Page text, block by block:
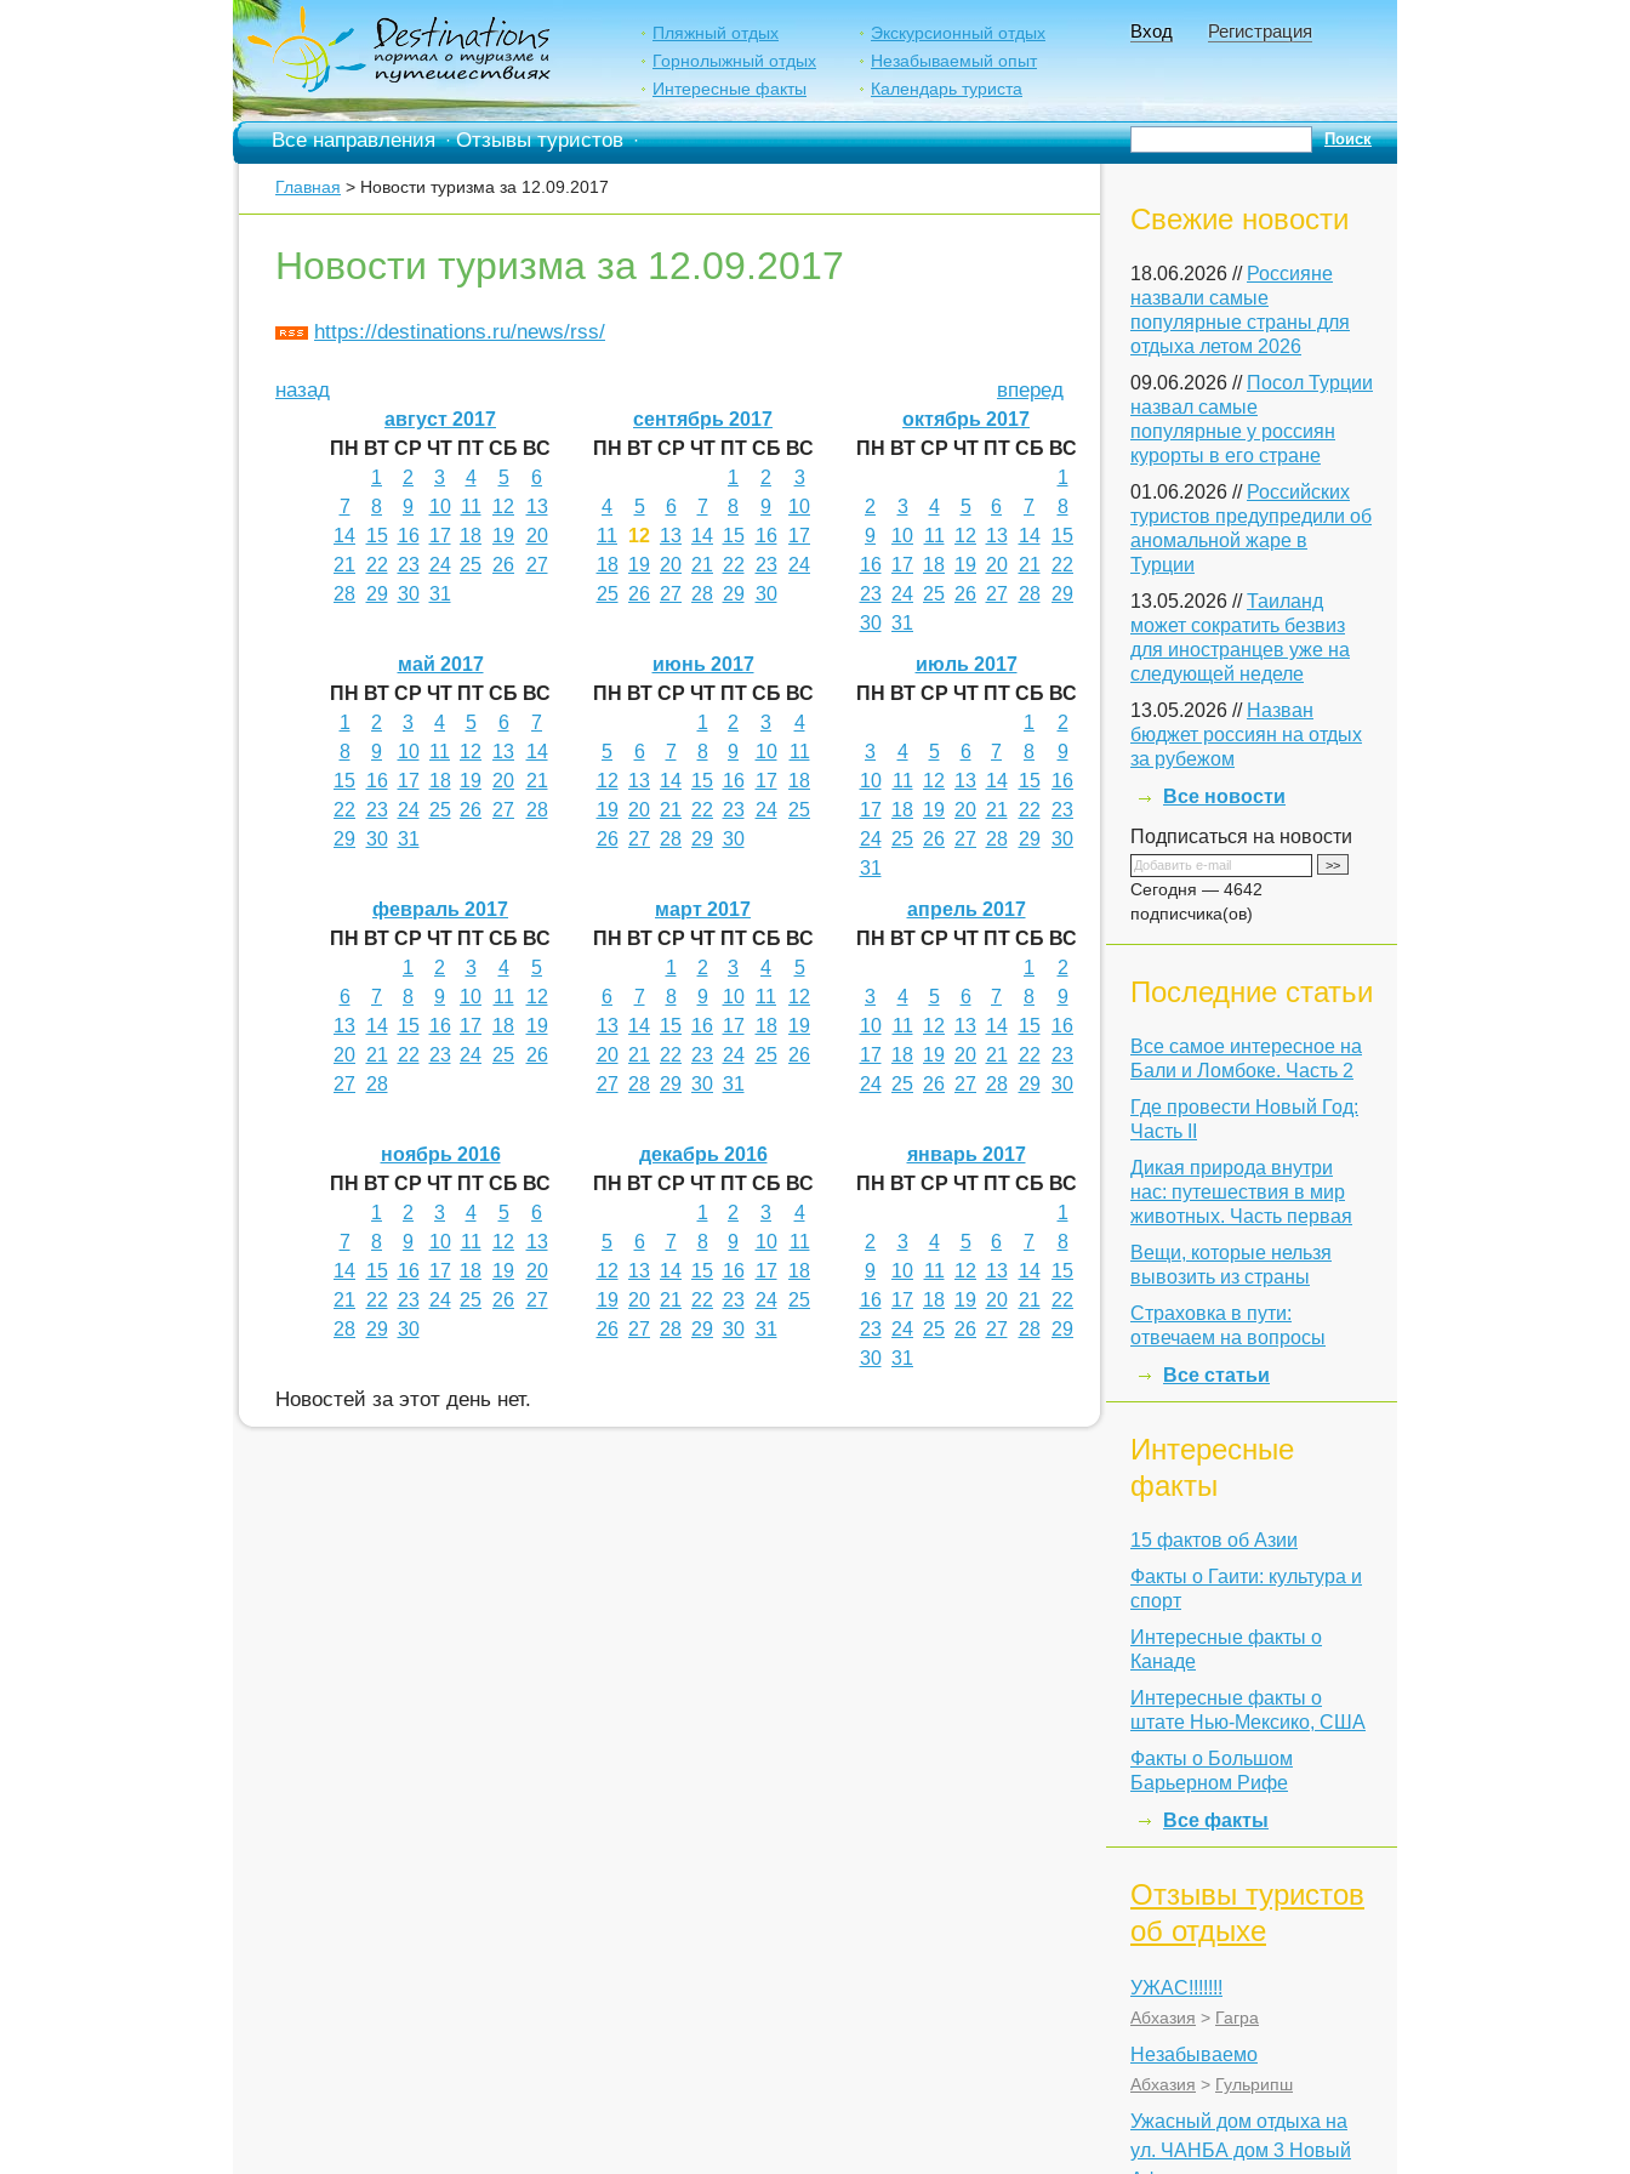
Пляжный отдых
Экскурсионный отдых
Горнолыжный отдых
Незабываемый опыт
Интересные факты
Календарь туриста
Вход Регистрация
Все направления·Отзывы туристов·
Главная > Новости туризма за 12.09.2017
Новости туризма за 12.09.2017
https://destinations.ru/news/rss/
назад вперед
август 2017
ПН ВТ СР ЧТ ПТ СБ ВС
1
2 3 4 5
6
7
8 9 10 11 12
13
14 15 16 17 18 19
20
21
22 23 24 25 26
27
28 29 30 31
сентябрь 2017
ПН ВТ СР ЧТ ПТ СБ ВС
1
2
3
4
5 6 7 8 9
10
11
12 13 14 15 16
17
18 19 20 21 22 23
24
25 26 27 28 29 30
октябрь 2017
ПН ВТ СР ЧТ ПТ СБ ВС
1
2
3 4 5 6 7
8
9
10 11 12 13 14
15
16 17 18 19 20 21
22
23 24 25 26 27 28
29
30 31
май 2017
ПН ВТ СР ЧТ ПТ СБ ВС
1
2 3 4 5 6
7
8
9 10 11 12 13
14
15 16 17 18 19 20
21
22
23 24 25 26 27
28
29 30 31
июнь 2017
ПН ВТ СР ЧТ ПТ СБ ВС
1
2 3
4
5
6 7 8 9 10
11
12 13 14 15 16 17
18
19 20 21 22 23 24
25
26 27 28 29 30
июль 2017
ПН ВТ СР ЧТ ПТ СБ ВС
1
2
3
4 5 6 7 8
9
10
11 12 13 14 15
16
17 18 19 20 21 22
23
24 25 26 27 28 29 30
31
февраль 2017
ПН ВТ СР ЧТ ПТ СБ ВС
1
2 3 4
5
6
7 8 9 10 11
12
13 14 15 16 17 18
19
20 21 22 23 24 25
26
27
28
март 2017
ПН ВТ СР ЧТ ПТ СБ ВС
1
2 3 4
5
6
7 8 9 10 11
12
13 14 15 16 17 18
19
20 21 22 23 24 25
26
27 28 29 30 31
апрель 2017
ПН ВТ СР ЧТ ПТ СБ ВС
1
2
3
4 5 6 7 8
9
10
11 12 13 14 15
16
17 18 19 20 21 22
23
24 25 26 27 28 29 30
ноябрь 2016
ПН ВТ СР ЧТ ПТ СБ ВС
1
2 3 4 5
6
7
8 9 10 11 12
13
14 15 16 17 18 19
20
21
22 23 24 25 26
27
28 29 30
декабрь 2016
ПН ВТ СР ЧТ ПТ СБ ВС
1
2 3
4
5
6 7 8 9 10
11
12 13 14 15 16 17
18
19 20 21 22 23 24
25
26 27 28 29 30 31
январь 2017
ПН ВТ СР ЧТ ПТ СБ ВС
1
2
3 4 5 6 7
8
9
10 11 12 13 14
15
16 17 18 19 20 21
22
23 24 25 26 27 28
29
30 31
Новостей за этот день нет.
Свежие новости
18.06.2026 // Россияне
назвали самые
популярные страны для
отдыха летом 2026
09.06.2026 // Посол Турции
назвал самые
популярные у россиян
курорты в его стране
01.06.2026 // Российских
туристов предупредили об
аномальной жаре в
Турции
13.05.2026 //Таиланд
может сократить безвиз
для иностранцев уже на
следующей неделе
13.05.2026 // Назван
бюджет россиян на отдых
за рубежом
Все новости
Подписаться на новости
Сегодня — 4642
подписчика(ов)
Последние статьи
Все самое интересное на
Бали и Ломбоке. Часть 2
Где провести Новый Год:
Часть II
Дикая природа внутри
нас: путешествия в мир
животных. Часть первая
Вещи, которые нельзя
вывозить из страны
Страховка в пути:
отвечаем на вопросы
Все статьи
Интересные
факты
15 фактов об Азии
Факты о Гаити: культура и
спорт
Интересные факты о
Канаде
Интересные факты о
штате Нью-Мексико, США
Факты о Большом
Барьерном Рифе
Все факты
Отзывы туристов
об отдыхе
УЖАС!!!!!!!
Абхазия > Гагра
Незабываемо
Абхазия > Гульрипш
Ужасный дом отдыха на
ул. ЧАНБА дом 3 Новый